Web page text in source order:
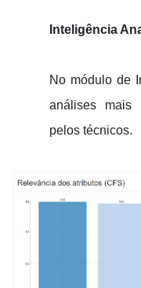
Inteligência
No módulo de
análises mais
pelos técnicos.